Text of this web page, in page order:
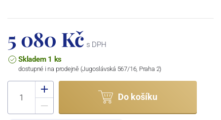
5 080 Kč s DPH
Skladem 1 ks
dostupné i na prodejně (Jugoslávská 567/16, Praha 2)
Do košíku